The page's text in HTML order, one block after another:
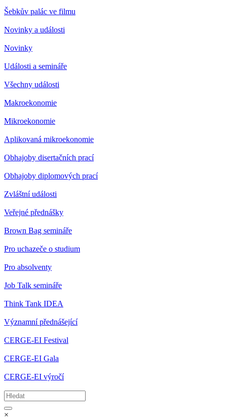
Šebkův palác ve filmu
Novinky a události
Novinky
Události a semináře
Všechny události
Makroekonomie
Mikroekonomie
Aplikovaná mikroekonomie
Obhajoby disertačních prací
Obhajoby diplomových prací
Zvláštní události
Veřejné přednášky
Brown Bag semináře
Pro uchazeče o studium
Pro absolventy
Job Talk semináře
Think Tank IDEA
Významní přednášející
CERGE-EI Festival
CERGE-EI Gala
CERGE-EI výročí
×